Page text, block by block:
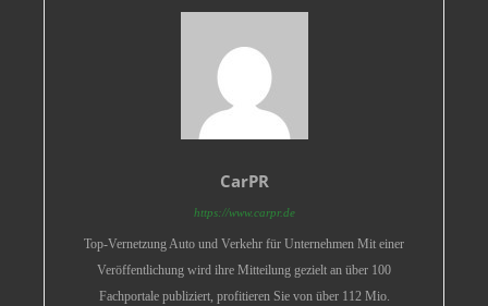
CarPR
https://www.carpr.de
Top-Vernetzung Auto und Verkehr für Unternehmen Mit einer
Veröffentlichung wird ihre Mitteilung gezielt an über 100
Fachportale publiziert, profitieren Sie von über 112 Mio.